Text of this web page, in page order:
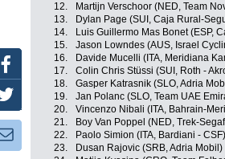
12.
Martijn Verschoor (NED, Team
13.
Dylan Page (SUI, Caja Rural-
14.
Luis Guillermo Mas Bonet (ESP,
15.
Jason Lowndes (AUS, Israel
16.
Davide Mucelli (ITA, Meridiana
17.
Colin Chris Stüssi (SUI, Roth -
18.
Gasper Katrasnik (SLO, Adria
19.
Jan Polanc (SLO, Team UAE
20.
Vincenzo Nibali (ITA, Bahrain-
21.
Boy Van Poppel (NED, Trek-
22.
Paolo Simion (ITA, Bardiani - CSF)
23.
Dusan Rajovic (SRB, Adria Mobil)
Facebook
Twitter
Newsletter: